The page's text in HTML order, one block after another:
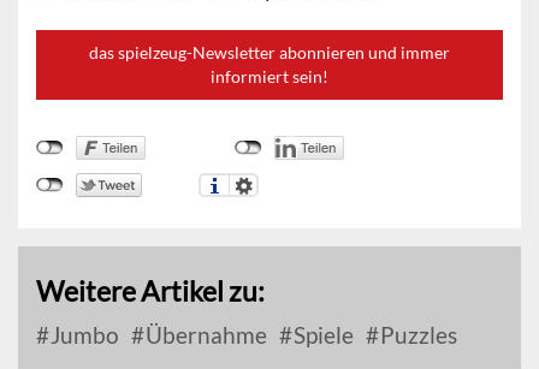
das spielzeug-Newsletter abonnieren und immer
informiert sein!
Weitere Artikel zu:
Jumbo Übernahme Spiele Puzzles